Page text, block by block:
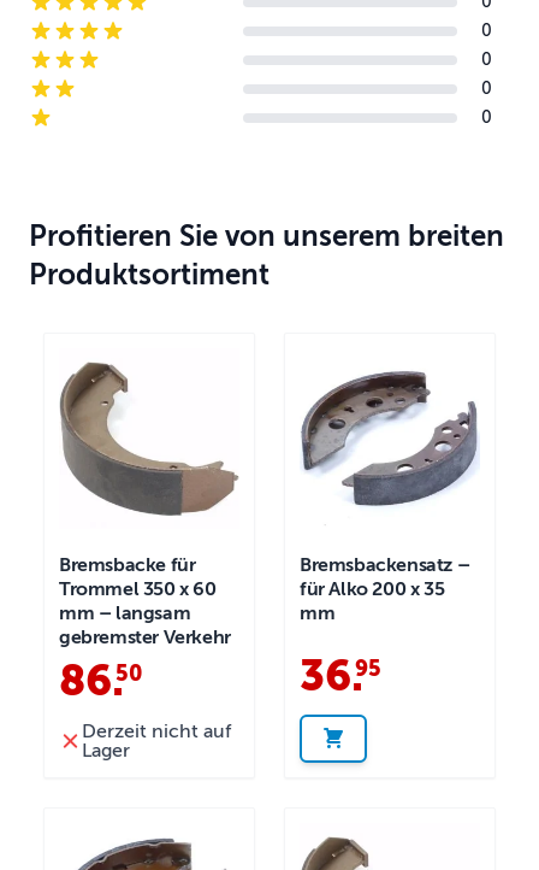
5-star reviews
4-star reviews
0
3-star reviews
0
2-star reviews
0
1-star reviews
0
Profitieren Sie von unserem breiten
Produktsortiment
Bremsbacke für
Trommel 350 x 60
mm – langsam
gebremster Verkehr
86.
50
Derzeit nicht auf
Lager
Bremsbackensatz –
für Alko 200 x 35
mm
36.
95